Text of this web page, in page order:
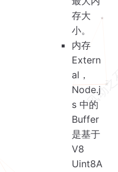
存大
小。
内存
Extern
al，
Node.j
s 中的
Buffer
是基于
V8
Uint8A